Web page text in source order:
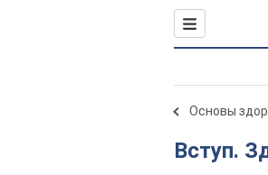
Основы
Вступ.